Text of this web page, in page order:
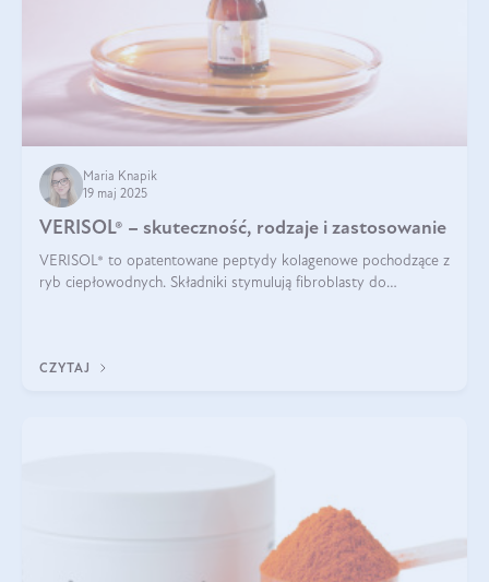
Maria Knapik
19 maj 2025
VERISOL® – skuteczność, rodzaje i zastosowanie
VERISOL® to opatentowane peptydy kolagenowe pochodzące z
ryb ciepłowodnych. Składniki stymulują fibroblasty do
CZYTAJ